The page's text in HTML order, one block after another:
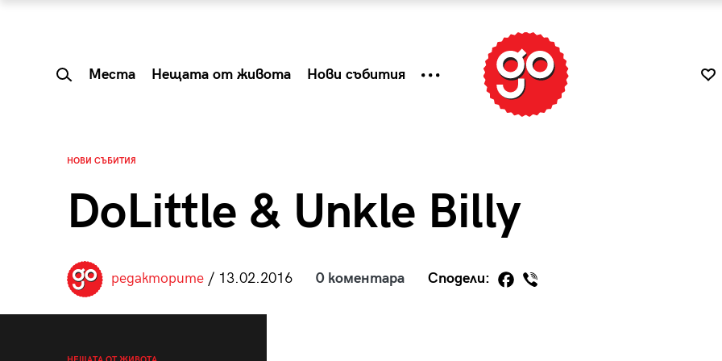
Места Нещата от живота Нови събития
НОВИ СЪБИТИЯ
DoLittle & Unkle Billy
редакторите/ 13.02.2016 0 коментара Сподели: